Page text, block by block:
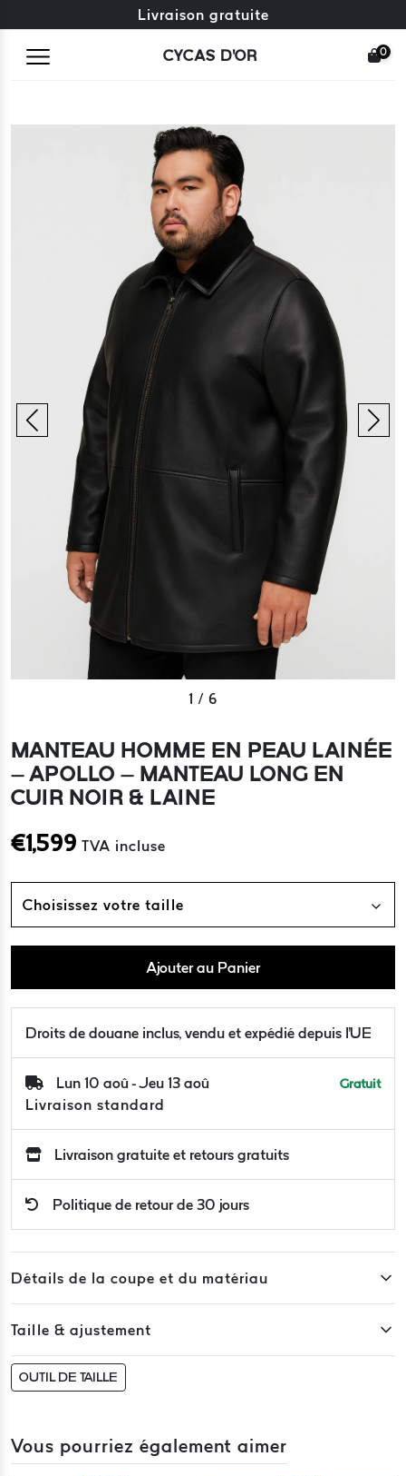
Échange gratuit + retours gratuits
Livraison gratuite
CYCAS D'OR 0
1 / 6
MANTEAU HOMME EN PEAU LAINÉE
– APOLLO – MANTEAU LONG EN
CUIR NOIR & LAINE
€1,599 TVA incluse
Choisissez votre taille
Ajouter au Panier
Droits de douane inclus, vendu et expédié depuis l'UE
Lun 10 aoû - Jeu 13 aoû
Livraison standard
Gratuit
Livraison gratuite et retours gratuits
Politique de retour de 30 jours
Détails de la coupe et du matériau
Taille & ajustement
OUTIL DE TAILLE
Vous pourriez également aimer